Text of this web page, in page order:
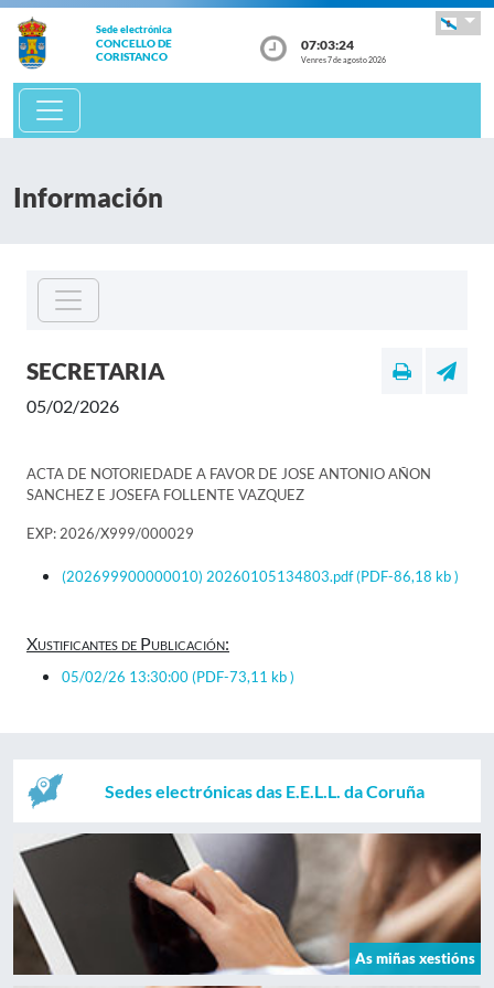
Sede electrónica
CONCELLO DE
CORISTANCO
07:03:24
Venres 7 de agosto 2026
Información
SECRETARIA
05/02/2026
ACTA DE NOTORIEDADE A FAVOR DE JOSE ANTONIO AÑON
SANCHEZ E JOSEFA FOLLENTE VAZQUEZ
EXP: 2026/X999/000029
(202699900000010) 20260105134803.pdf(PDF-86,18 kb )
Xustificantes de Publicación:
05/02/26 13:30:00(PDF-73,11 kb )
Sedes electrónicas das E.E.L.L. da Coruña
As miñas xestións